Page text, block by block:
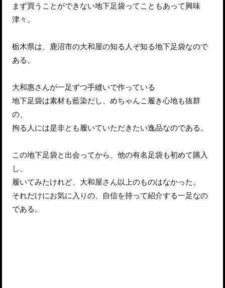
まず買うことができない地下足袋ってこともあって興味
津々。
栃木県は、鹿沼市の大和屋の知る人ぞ知る地下足袋なので
ある。
大和惠さんが一足ずつ手縫いで作っている
地下足袋は素材も藍染だし、めちゃんこ履き心地も抜群
の、
拘る人には是非とも履いていただきたい逸品なのである。
この地下足袋と出会ってから、他の有名足袋も初めて購入
し、
履いてみたけれど、大和屋さん以上のものはなかった。
それだけにお気に入りの、自信を持って紹介する一足なの
である。